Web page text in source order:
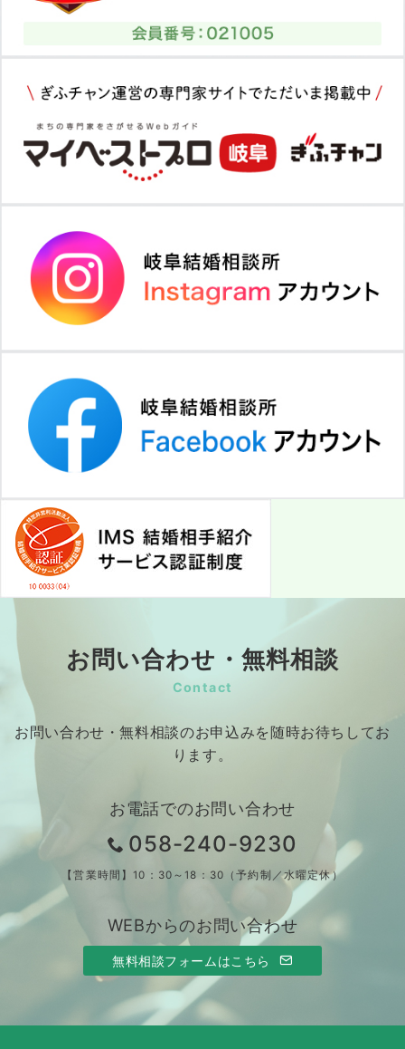
お問い合わせ・無料相談
Contact
お問い合わせ・無料相談のお申込みを随時お待ちしてお
ります。
お電話でのお問い合わせ
058-240-9230
【営業時間】10：30～18：30（予約制／水曜定休）
WEBからのお問い合わせ
無料相談フォームはこちら